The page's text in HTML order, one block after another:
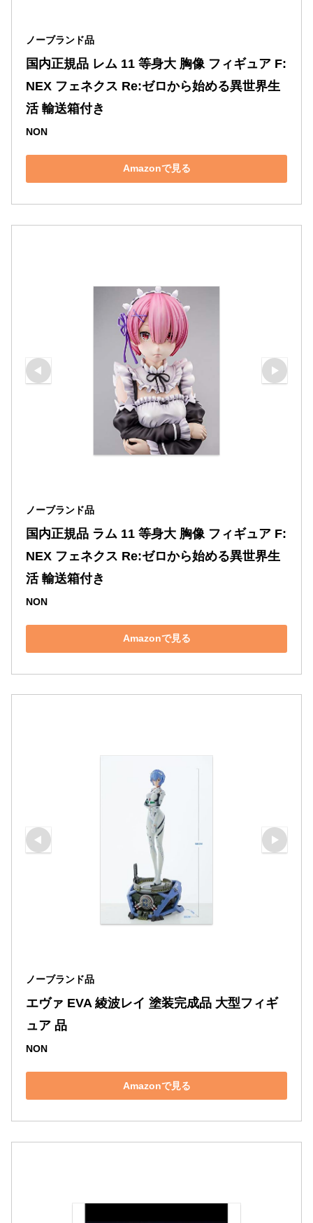
ノーブランド品
国内正規品 レム 11 等身大 胸像 フィギュア F:
NEX フェネクス Re:ゼロから始める異世界生
活 輸送箱付き
NON
Amazonで見る
ノーブランド品
国内正規品 ラム 11 等身大 胸像 フィギュア F:
NEX フェネクス Re:ゼロから始める異世界生
活 輸送箱付き
NON
Amazonで見る
ノーブランド品
エヴァ EVA 綾波レイ 塗装完成品 大型フィギ
ュア 品
NON
Amazonで見る